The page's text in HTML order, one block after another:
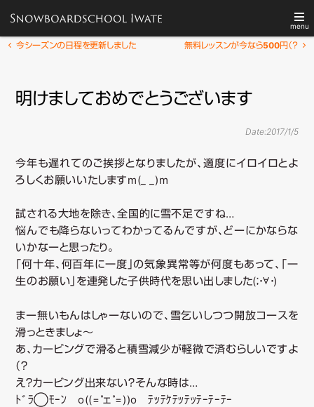
menu
メ
イ
コ
テ
ン
ツ
へ
移
各種予定 Q&A
索
投 今シーズンの日程を更新しました 無料レッスンが今なら500円（？
明けましておめでとうございます
Date:2017/1/5
今年も遅れてのご挨拶となりましたが、適度にイロイロとよ
ろしくお願いいたしますm(_ _)m
試される大地を除き、全国的に雪不足ですね…
悩んでも降らないってわかってるんですが、どーにかならな
いかなーと思ったり。
「何十年、何百年に一度」の気象異常等が何度もあって、「一
生のお願い」を連発した子供時代を思い出しました(；・∀・)
まー無いもんはしゃーないので、雪乞いしつつ開放コースを
滑っときましょ～
あ、カービングで滑ると積雪減少が軽微で済むらしいですよ
（？
え？カービング出来ない？そんな時は…
ﾄﾞﾗ◯ﾓｰﾝ o((=゜ェ゜=))o ﾃｯﾃｹﾃｯﾃｯﾃｰﾃｰﾃｰ